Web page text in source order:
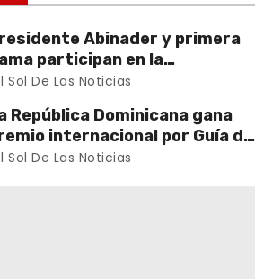
Abinader y primera
participan en la
de la Fiesta Nacional
Sol De Las Noticias
República Dominicana gana
internacional por Guía de
y Detección de
Sol De Las Noticias